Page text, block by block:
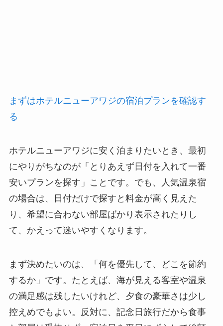
まずはホテルニューアワジの宿泊プランを確認す
る
ホテルニューアワジに安く泊まりたいとき、最初
にやりがちなのが「とりあえず日付を入れて一番
安いプランを探す」ことです。でも、人気温泉宿
の場合は、日付だけで探すと料金が高く見えた
り、希望に合わない部屋ばかり表示されたりし
て、かえって迷いやすくなります。
まず決めたいのは、「何を優先して、どこを節約
するか」です。たとえば、海が見える客室や温泉
の満足感は残したいけれど、夕食の豪華さは少し
控えめでもよい。反対に、記念日旅行だから食事